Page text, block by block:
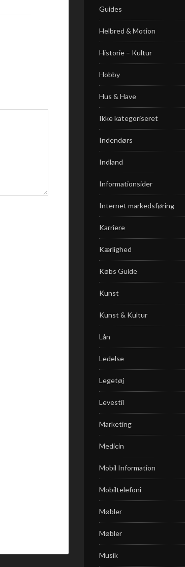
Guides
Helbred & Motion
Historie – Kultur
Hobby
Hus & Have
Ikke kategoriseret
Indendørs
Indland
Informationsider
Internet markedsføring
Karriere
Kærlighed
Købs Guide
Kunst
Kunst & Kultur
Lån
Ledelse
Legetøj
Levestil
Marketing
Medicin
Mobil Information
Mobiltelefoni
Møbler
Møbler
Musik